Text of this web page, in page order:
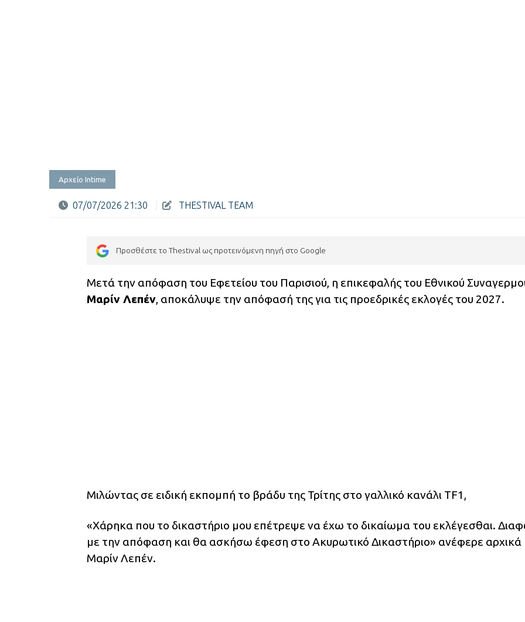
Αρχείο Intime
07/07/2026 21:30 THESTIVAL TEAM
Προσθέστε το Thestival ως προτεινόμενη πηγή στο Google
Μετά την απόφαση του Εφετείου του Παρισιού, η επικεφαλής του Εθνικού
Μαρίν Λεπέν, αποκάλυψε την απόφασή της για τις προεδρικές εκλογές του 2027.
Μιλώντας σε ειδική εκπομπή το βράδυ της Τρίτης στο γαλλικό κανάλι TF1,
«Χάρηκα που το δικαστήριο μου επέτρεψε να έχω το δικαίωμα του εκλέγεσθαι.
με την απόφαση και θα ασκήσω έφεση στο Ακυρωτικό Δικαστήριο» ανέφερε αρχικά
Μαρίν Λεπέν.